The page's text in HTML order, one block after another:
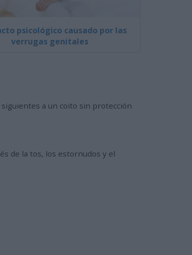
psicológico causado por las
verrugas genitales
a un coito sin protección
de la tos, los estornudos y el